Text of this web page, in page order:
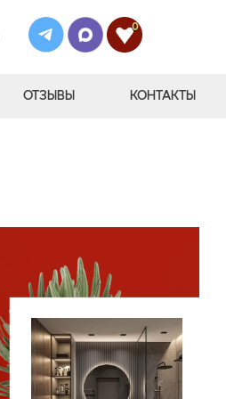
0
ОТЗЫВЫ КОНТАКТЫ